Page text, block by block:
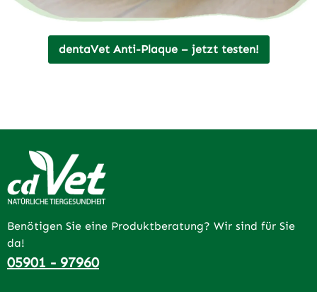
dentaVet Anti-Plaque – jetzt testen!
Benötigen Sie eine Produktberatung? Wir sind für Sie
da!
05901 - 97960